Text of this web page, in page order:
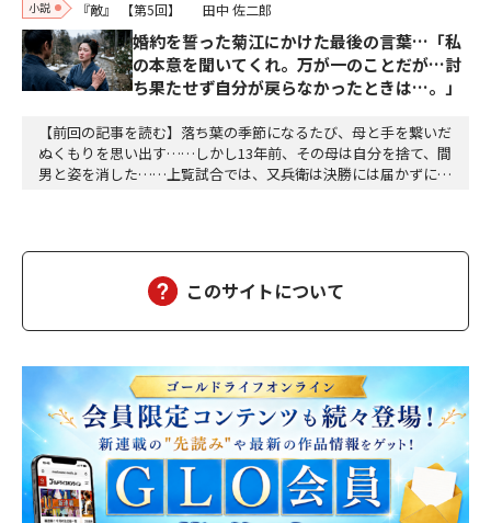
小説 『敵』 【第5回】 田中 佐二郎
婚約を誓った菊江にかけた最後の言葉…「私
の本意を聞いてくれ。万が一のことだが…討
ち果たせず自分が戻らなかったときは…。」
【前回の記事を読む】落ち葉の季節になるたび、母と手を繋いだ
ぬくもりを思い出す……しかし13年前、その母は自分を捨て、間
男と姿を消した……上覧試合では、又兵衛は決勝には届かずに敗
水左衛門(しみずさえもん)先生で、流派はよくはわ…
このサイトについて